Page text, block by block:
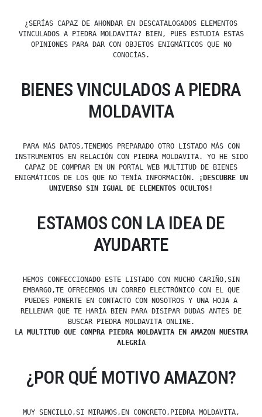
¿SERÍAS CAPAZ DE AHONDAR EN DESCATALOGADOS ELEMENTOS
VINCULADOS A PIEDRA MOLDAVITA? BIEN, PUES ESTUDIA ESTAS
OPINIONES PARA DAR CON OBJETOS ENIGMÁTICOS QUE NO
CONOCÍAS.
BIENES VINCULADOS A PIEDRA
MOLDAVITA
PARA MÁS DATOS,TENEMOS PREPARADO OTRO LISTADO MÁS CON
INSTRUMENTOS EN RELACIÓN CON PIEDRA MOLDAVITA. YO HE SIDO
CAPAZ DE COMPRAR EN UN PORTAL WEB MULTITUD DE BIENES
ENIGMÁTICOS DE LOS QUE NO TENÍA INFORMACIÓN.
¡DESCUBRE UN
UNIVERSO SIN IGUAL DE ELEMENTOS OCULTOS!
ESTAMOS CON LA IDEA DE
AYUDARTE
HEMOS CONFECCIONADO ESTE LISTADO CON MUCHO CARIÑO,SIN
EMBARGO,TE OFRECEMOS UN CORREO ELECTRÓNICO CON EL QUE
PUEDES PONERTE EN CONTACTO CON NOSOTROS Y UNA HOJA A
RELLENAR QUE TE HARÍA BIEN PARA DISIPAR DUDAS ANTES DE
BUSCAR PIEDRA MOLDAVITA ONLINE.
LA MULTITUD QUE COMPRA PIEDRA MOLDAVITA EN AMAZON MUESTRA
ALEGRÍA
¿POR QUÉ MOTIVO AMAZON?
MUY SENCILLO,SI MIRAMOS,EN CONCRETO,PIEDRA MOLDAVITA,